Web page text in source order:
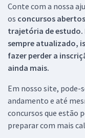
Conte com a nossa
os concursos
trajetória de
sempre atualizado,
fazer perder a
ainda mais.
Em nosso site, pode-
andamento e até
concursos que estão
preparar com mais